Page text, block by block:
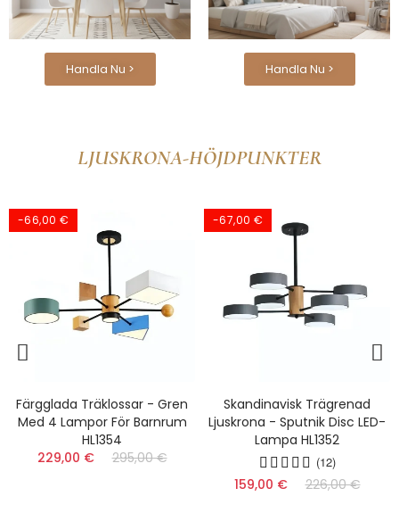
Handla Nu > Handla Nu >
LJUSKRONA-HÖJDPUNKTER
-67,00 €
Skandinavisk Trägrenad
Ljuskrona - Sputnik Disc LED-
Lampa HL1352
(12)
Nordic Modern Simple
Macaron 3 Head
Pendellampa HL683
(16)
144,00 €